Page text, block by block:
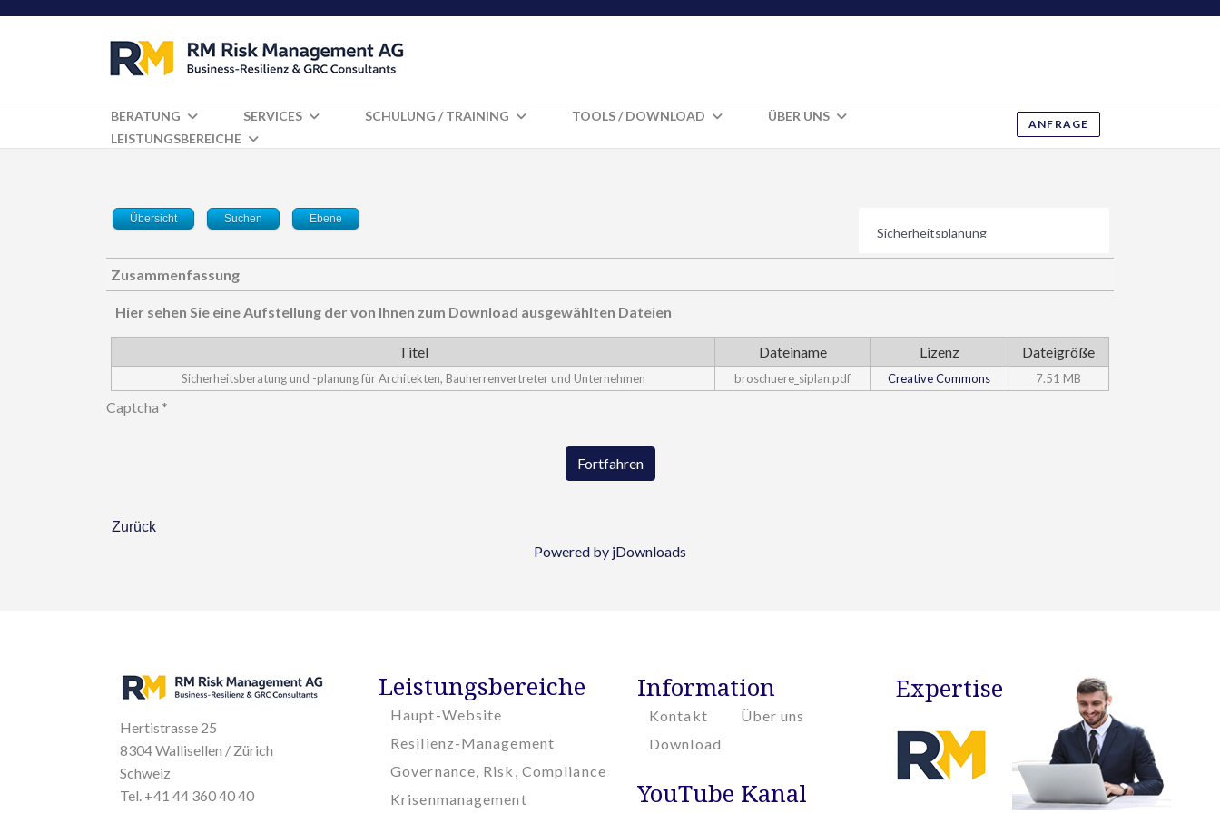
ANFRAGE
BERATUNG SERVICES SCHULUNG / TRAINING TOOLS / DOWNLOAD
ÜBER UNS
LEISTUNGSBEREICHE
Übersicht Suchen Ebene
Zusammenfassung
Hier sehen Sie eine Aufstellung der von Ihnen zum Download ausgewählten Dateien
Titel Dateiname Lizenz Dateigröße
Sicherheitsberatung und -planung für Architekten, Bauherrenvertreter und Unternehmen broschuere_siplan.pdf Creative Commons 7.51 MB
Captcha *
Fortfahren
Zurück
Powered by jDownloads
Hertistrasse 25
8304 Wallisellen / Zürich
Schweiz
Tel. +41 44 360 40 40
Leistungsbereiche
Haupt-Website
Resilienz-Management
Governance, Risk, Compliance
Krisenmanagement
Information
Kontakt
Über uns
Download
YouTube Kanal
Expertise